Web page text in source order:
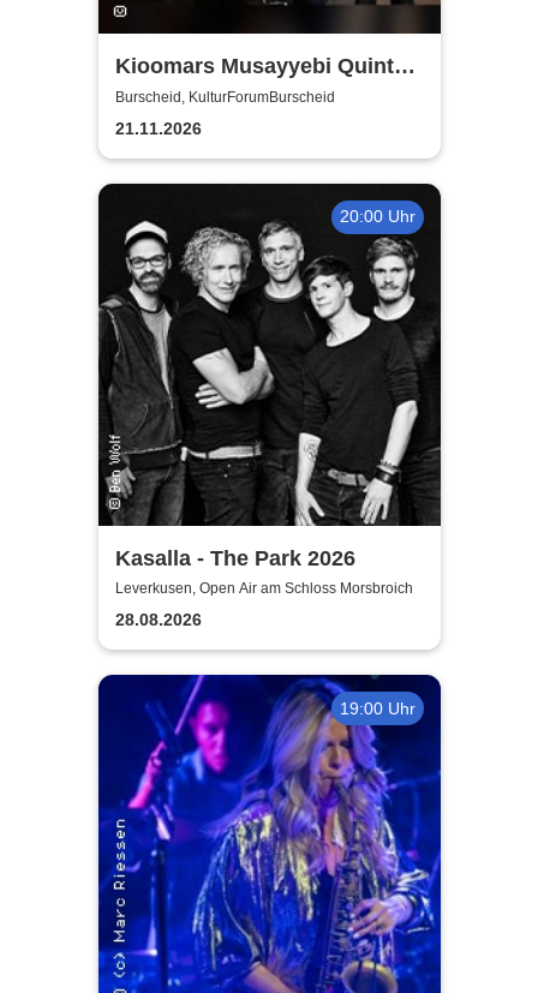
Kioomars Musayyebi Quintett
- KulturForumBurscheid
Burscheid, KulturForumBurscheid
21.11.2026
20:00 Uhr
Kasalla - The Park 2026
Leverkusen, Open Air am Schloss Morsbroich
28.08.2026
19:00 Uhr